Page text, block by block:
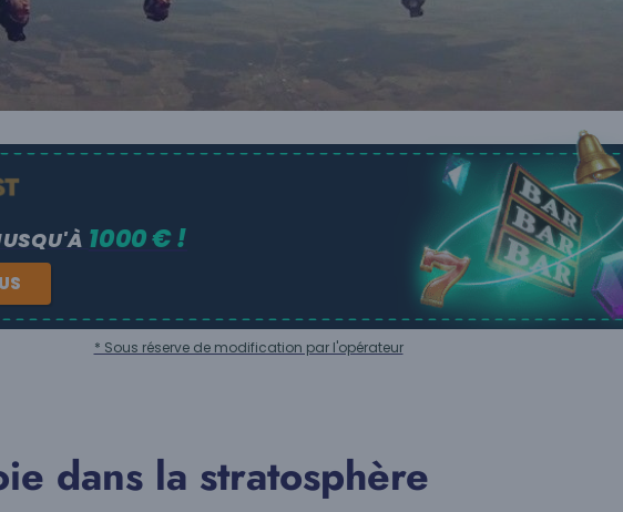
1000 € !
* Sous réserve de modification par l'opérateur
dans la stratosphère